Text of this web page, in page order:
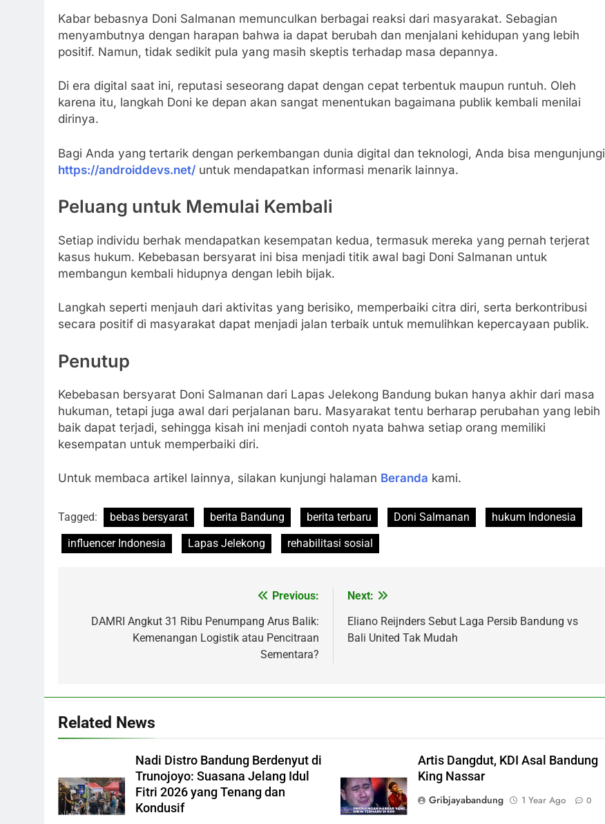
Kabar bebasnya Doni Salmanan memunculkan berbagai reaksi dari masyarakat. Sebagian
menyambutnya dengan harapan bahwa ia dapat berubah dan menjalani kehidupan yang lebih
positif. Namun, tidak sedikit pula yang masih skeptis terhadap masa depannya.
Di era digital saat ini, reputasi seseorang dapat dengan cepat terbentuk maupun runtuh. Oleh
karena itu, langkah Doni ke depan akan sangat menentukan bagaimana publik kembali menilai
dirinya.
Bagi Anda yang tertarik dengan perkembangan dunia digital dan teknologi, Anda bisa mengunjungi
https://androiddevs.net/ untuk mendapatkan informasi menarik lainnya.
Peluang untuk Memulai Kembali
Setiap individu berhak mendapatkan kesempatan kedua, termasuk mereka yang pernah terjerat
kasus hukum. Kebebasan bersyarat ini bisa menjadi titik awal bagi Doni Salmanan untuk
membangun kembali hidupnya dengan lebih bijak.
Langkah seperti menjauh dari aktivitas yang berisiko, memperbaiki citra diri, serta berkontribusi
secara positif di masyarakat dapat menjadi jalan terbaik untuk memulihkan kepercayaan publik.
Penutup
Kebebasan bersyarat Doni Salmanan dari Lapas Jelekong Bandung bukan hanya akhir dari masa
hukuman, tetapi juga awal dari perjalanan baru. Masyarakat tentu berharap perubahan yang lebih
baik dapat terjadi, sehingga kisah ini menjadi contoh nyata bahwa setiap orang memiliki
kesempatan untuk memperbaiki diri.
Untuk membaca artikel lainnya, silakan kunjungi halaman Beranda kami.
Tagged: bebas bersyarat berita Bandung berita terbaru Doni Salmanan
hukum Indonesia
influencer Indonesia
Lapas Jelekong rehabilitasi sosial
navigation
Previous:
DAMRI Angkut 31 Ribu Penumpang Arus Balik:
Kemenangan Logistik atau Pencitraan
Sementara?
Next:
Eliano Reijnders Sebut Laga Persib Bandung vs
Bali United Tak Mudah
Related News
Nadi Distro Bandung Berdenyut di
Trunojoyo: Suasana Jelang Idul
Fitri 2026 yang Tenang dan
Kondusif
Artis Dangdut, KDI Asal Bandung
King Nassar
Gribjayabandung
1 Year Ago 0